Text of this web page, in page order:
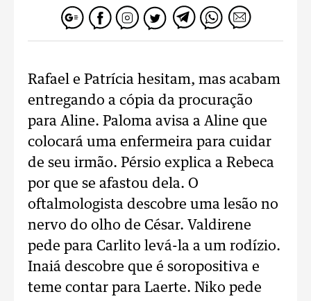
Rafael e Patrícia hesitam, mas acabam
entregando a cópia da procuração
para Aline. Paloma avisa a Aline que
colocará uma enfermeira para cuidar
de seu irmão. Pérsio explica a Rebeca
por que se afastou dela. O
oftalmologista descobre uma lesão no
nervo do olho de César. Valdirene
pede para Carlito levá-la a um rodízio.
Inaiá descobre que é soropositiva e
teme contar para Laerte. Niko pede